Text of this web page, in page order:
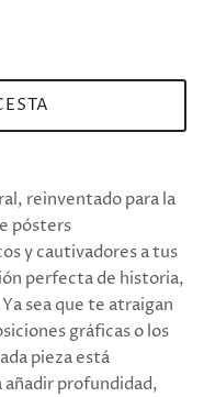
reinventado para la
pósters
y cautivadores a tus
perfecta de historia,
sea que te atraigan
gráficas o los
pieza está
añadir profundidad,